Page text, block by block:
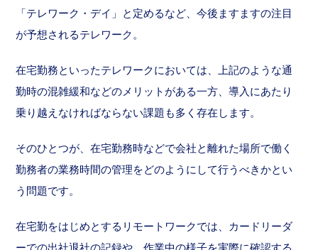
「テレワーク・デイ」と定めるなど、今後ますますの注目
が予想されるテレワーク。
在宅勤務といったテレワークにおいては、上記のような通
勤時の混雑緩和などのメリットがある一方、導入にあたり
乗り越えなければならない課題も多く存在します。
そのひとつが、在宅勤務時などで会社と離れた場所で働く
勤務者の業務時間の管理をどのようにして行うべきかとい
う問題です。
在宅勤をはじめとするリモートワークでは、カードリーダ